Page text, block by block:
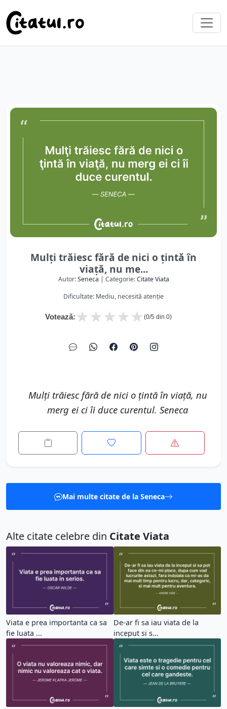
Mulţi trăiesc fără de nici o ţintă în
viaţă, nu me...
Autor:Seneca | Categorie:Citate Viata
Dificultate: Mediu, necesită atenție
Votează: ★
★
★
★
★ (0/5 din 0)
Mulţi trăiesc fără de nici o ţintă în viaţă, nu
merg ei ci îi duce curentul. Seneca
Mai multe citate de la Seneca
Alte citate celebre din Citate Viata
Viata e prea importanta ca sa
fie luata ...
De-ar fi sa iau viata de la
inceput si s...